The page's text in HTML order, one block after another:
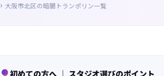
 大阪市北区の暗闇トランポリン一覧
初めての方へ ｜ スタジオ選びのポイント